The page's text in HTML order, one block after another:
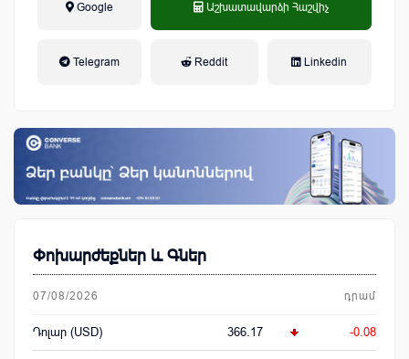
Google Աշխատավարձի Հաշվիչ
Telegram Reddit Linkedin
Փոխարժեքներ և Գներ
07/08/2026 դրամ
Դոլար (USD) 366.17 -0.08